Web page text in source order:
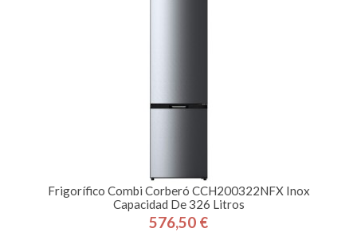
Frigorífico Combi Corberó CCH200322NFX Inox
Capacidad De 326 Litros
Precio
576,50 €